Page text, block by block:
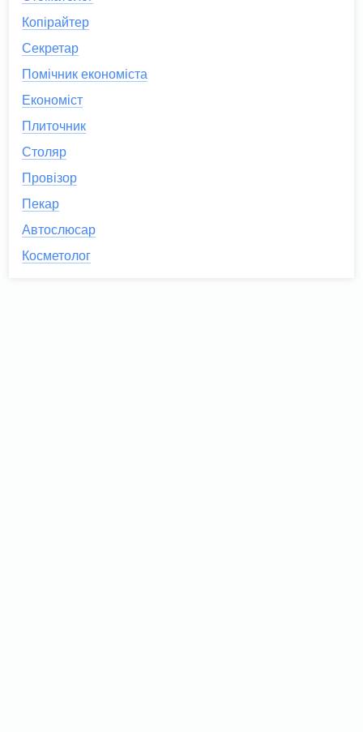
Копірайтер
Секретар
Помічник економіста
Економіст
Плиточник
Столяр
Провізор
Пекар
Автослюсар
Косметолог